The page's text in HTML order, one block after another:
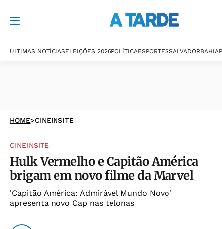
ÚLTIMAS NOTÍCIASELEIÇÕES 2026POLÍTICAESPORTESSALVADORBAHIA
HOME>CINEINSITE
CINEINSITE
Hulk Vermelho e Capitão América
brigam em novo filme da Marvel
'Capitão América: Admirável Mundo Novo'
apresenta novo Cap nas telonas